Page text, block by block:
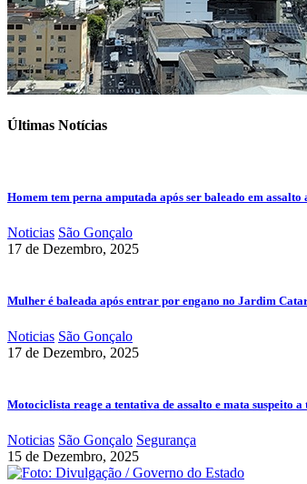
Últimas Notícias
Homem tem perna amputada após ser baleado em assalto
Noticias São Gonçalo
17 de Dezembro, 2025
Mulher é baleada após entrar por engano no Jardim
Noticias São Gonçalo
17 de Dezembro, 2025
Motociclista reage a tentativa de assalto e mata suspeito a
Noticias São Gonçalo Segurança
15 de Dezembro, 2025